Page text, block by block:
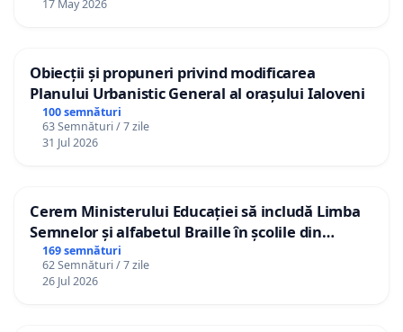
17 May 2026
Obiecții și propuneri privind modificarea
Planului Urbanistic General al orașului Ialoveni
100 semnături
63 Semnături / 7 zile
31 Jul 2026
Cerem Ministerului Educației să includă Limba
Semnelor și alfabetul Braille în școlile din
Republica Moldova!
169 semnături
62 Semnături / 7 zile
26 Jul 2026